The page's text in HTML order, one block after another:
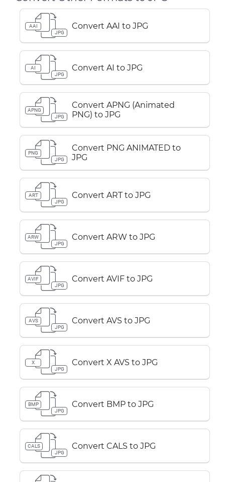
AAI
JPG
Convert AAI to JPG
AI
JPG
Convert AI to JPG
APNG
JPG
Convert APNG (Animated
PNG) to JPG
PNG
JPG
Convert PNG ANIMATED to
JPG
ART
JPG
Convert ART to JPG
ARW
JPG
Convert ARW to JPG
AVIF
JPG
Convert AVIF to JPG
AVS
JPG
Convert AVS to JPG
X
JPG
Convert X AVS to JPG
BMP
JPG
Convert BMP to JPG
CALS
JPG
Convert CALS to JPG